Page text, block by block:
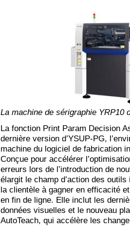
La machine de sérigraphie YRP10
La fonction Print Param Decision
dernière version d’YSUP-PG,
machine du logiciel de fabrication
Conçue pour accélérer
erreurs lors de l’introduction de
élargit le champ d’action des
la clientèle à gagner en efficacité
en fin de ligne. Elle inclut les
données visuelles et le nouveau
AutoTeach, qui accélère les